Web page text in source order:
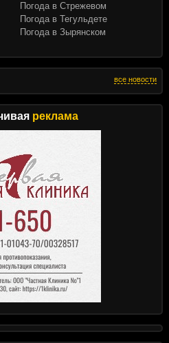
все новости
реклама
Погода в Стрежевом
Погода в Тегульдете
Погода в Зырянском